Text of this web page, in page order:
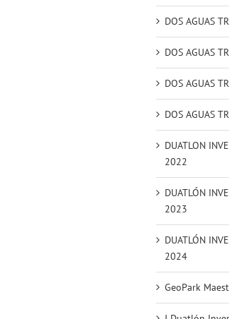
DOS AGUAS
DOS AGUAS
DOS AGUAS
DOS AGUAS
DUATLON
2022
DUATLÓN
2023
DUATLÓN
2024
GeoPark